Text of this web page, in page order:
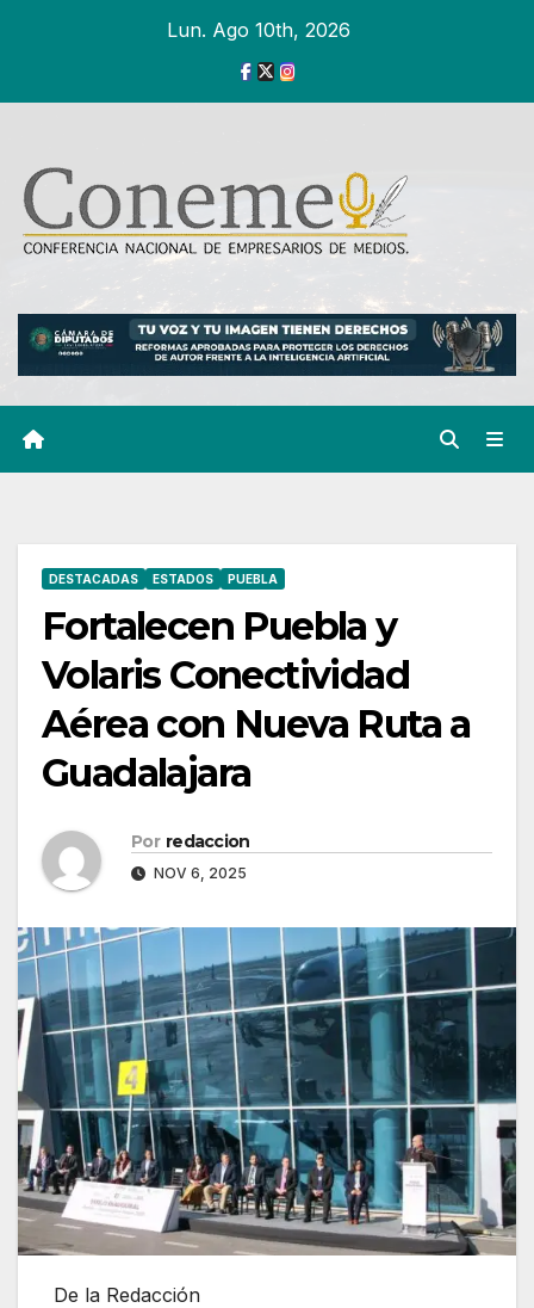
Lun. Ago 10th, 2026
DESTACADAS ESTADOS PUEBLA
Fortalecen Puebla y
Volaris Conectividad
Aérea con Nueva Ruta a
Guadalajara
Por redaccion
NOV 6, 2025
De la Redacción